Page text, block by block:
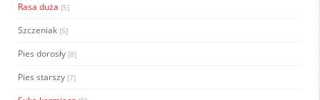
Rasa duża [5]
Szczeniak [5]
Pies dorosły [8]
Pies starszy [7]